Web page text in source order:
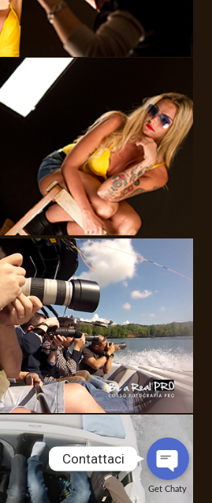
Contattaci
Get Chaty